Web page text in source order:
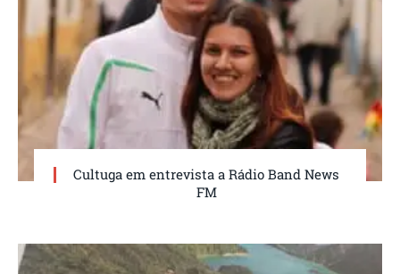
Cultuga em entrevista a Rádio Band News
FM